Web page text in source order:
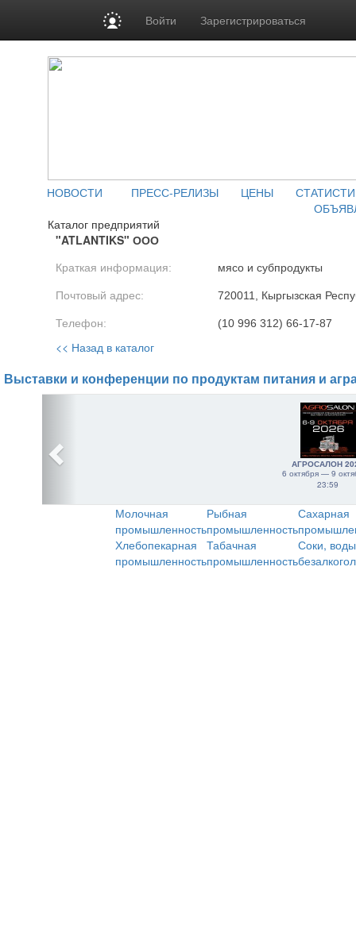
Войти Зарегистрироваться
НОВОСТИ ПРЕСС-РЕЛИЗЫ ЦЕНЫ
Каталог предприятий
"ATLANTIKS" ООО
Краткая информация: мясо и субпродукты
Почтовый адрес: 720011, Кыргызская
Телефон: (10 996 312) 66-17-87
<< Назад в каталог
Выставки и конференции по продуктам питания и
АГРОСАЛОН
6 октября — 9
23:59
Молочная
промышленность
Рыбная
промышленность
Сахарная
Хлебопекарная
промышленность
Табачная
промышленность
Соки,